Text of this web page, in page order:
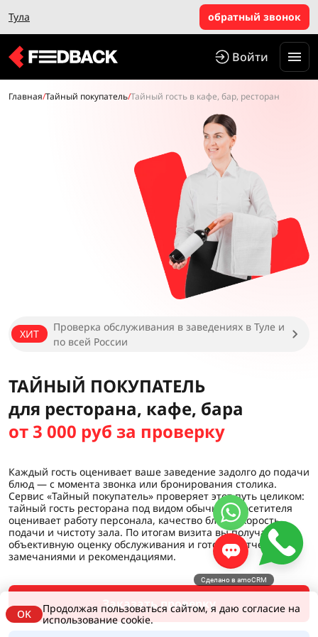
Тула обратный звонок
Войти
Главная/Тайный покупатель/Тайный гость в кафе, бар, ресторан
ХИТ
Проверка обслуживания в заведениях в Туле и
по всей России
ТАЙНЫЙ ПОКУПАТЕЛЬ
для ресторана, кафе, бара
от 3 000 руб за проверку
Каждый гость оценивает ваше заведение задолго до подачи
блюд — с момента звонка или бронирования столика.
Сервис «Тайный покупатель» проверяет этот путь целиком:
тайный гость ресторана под видом обычного посетителя
оценивает работу персонала, качество блюд, скорость
подачи и чистоту зала. По итогам визита вы получаете
объективную оценку обслуживания и готовый отчет с
замечаниями и рекомендациями.
Заказать проверку
OK
Продолжая пользоваться сайтом, я даю согласие на
использование cookie.
Сделано в amoCRM